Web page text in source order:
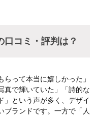
口コミ・評判は？
らって本当に嬉しかった」
真で輝いていた」「詩的な
」という声が多く、デザイ
ブランドです。一方で「人